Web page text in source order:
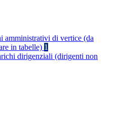
amministrativi di vertice (da
in tabelle) 1
dirigenziali (dirigenti non